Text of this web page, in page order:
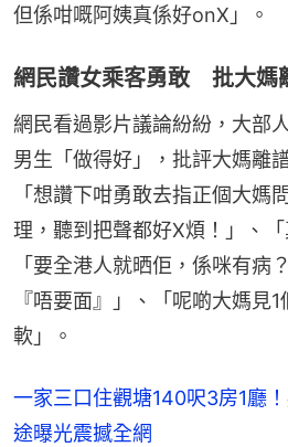
但係咁嘅阿姨真係好onX」。
網民讚女乘客勇敢 批大媽
網民看過影片議論紛紛，大部
男生「做得好」，批評大媽離
「想讚下咁勇敢去指正個大媽
理，聽到把聲都好X煩！」、「
「要全港人就晒佢，係咪有病
『唔要面』」、「呢啲大媽見
軟」。
一家三口住觀塘140呎3房1廳
途曝光震撼全網